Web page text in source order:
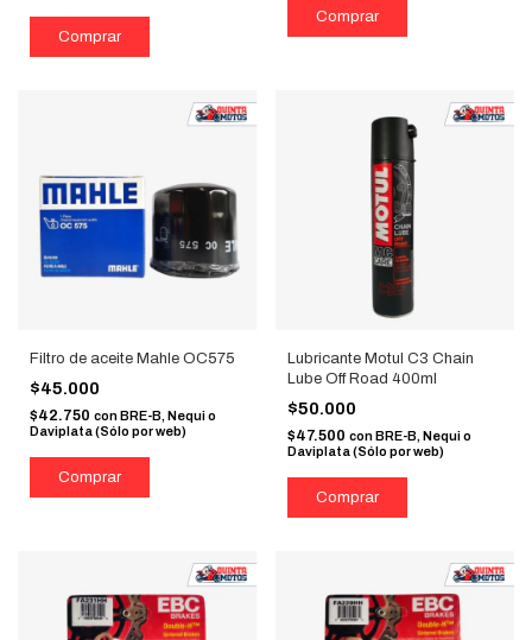
Filtro de aceite Mahle OC575
$45.000
$42.750 conBRE-B, Nequi o
Daviplata (Sólo por web)
Lubricante Motul C3 Chain
Lube Off Road 400ml
$50.000
$47.500 con BRE-B, Nequi o
Daviplata (Sólo por web)